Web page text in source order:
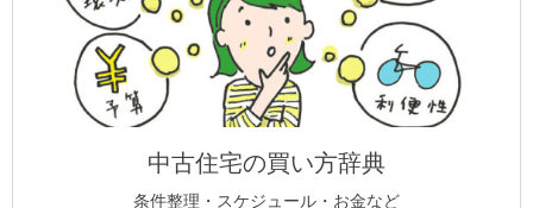
中古住宅の買い方辞典
条件整理・スケジュール・お金など